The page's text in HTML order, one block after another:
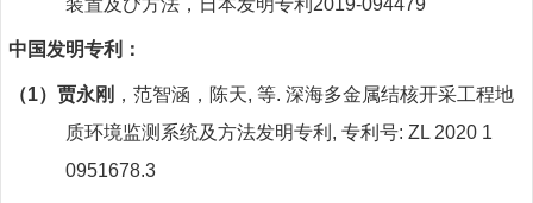
中国发明专利：
（1）贾永刚 ，范智涵，陈天, 等. 深海多金属结核开采工程地
质环境监测系统及方法发明专利 , 专利号: ZL 2020 1
0951678.3